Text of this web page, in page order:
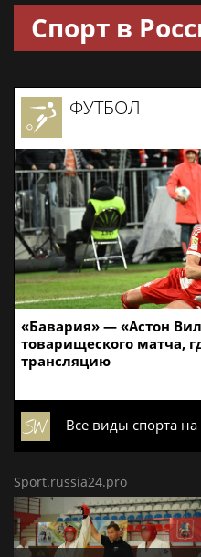
ЭЛДЖЕЙ
В России
Элджея
Спорт в
ФУТБОЛ